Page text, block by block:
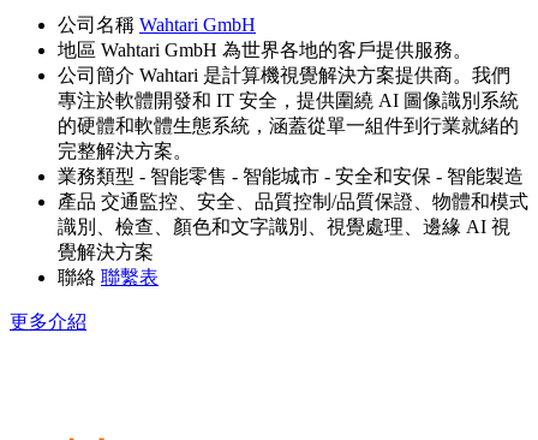
公司名稱 Wahtari GmbH
地區 Wahtari GmbH 為世界各地的客戶提供服務。
公司簡介 Wahtari 是計算機視覺解決方案提供商。我們
專注於軟體開發和 IT 安全，提供圍繞 AI 圖像識別系統
的硬體和軟體生態系統，涵蓋從單一組件到行業就緒的
完整解決方案。
業務類型 - 智能零售 - 智能城市 - 安全和安保 - 智能製造
產品 交通監控、安全、品質控制/品質保證、物體和模式
識別、檢查、顏色和文字識別、視覺處理、邊緣 AI 視
覺解決方案
聯絡 聯繫表
更多介紹